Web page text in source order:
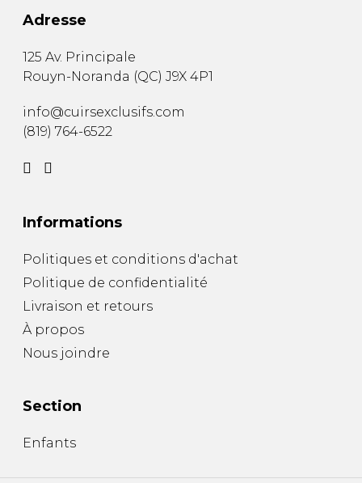
Adresse
125 Av. Principale
Rouyn-Noranda (QC) J9X 4P1
info@cuirsexclusifs.com
(819) 764-6522
Informations
Politiques et conditions d'achat
Politique de confidentialité
Livraison et retours
À propos
Nous joindre
Section
Enfants